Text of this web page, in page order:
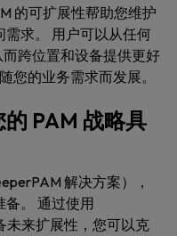
的可扩展性帮助您维护
求。 用户可以从任何
跨位置和设备提供更好
您的业务需求而发展。
PAM 战略具
解决方案），
。 通过使用
未来扩展性，您可以克